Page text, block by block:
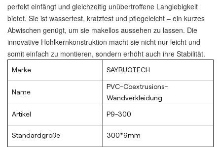
perfekt einfängt und gleichzeitig unübertroffene Langlebigkeit
bietet. Sie ist wasserfest, kratzfest und pflegeleicht – ein kurzes
Abwischen genügt, um sie makellos aussehen zu lassen. Die
innovative Hohlkernkonstruktion macht sie nicht nur leicht und
somit einfach zu montieren, sondern erhöht auch ihre Stabilität.
Marke SAYRUOTECH
Name
PVC-Coextrusions-
Wandverkleidung
Artikel P9-300
Standardgröße 300*9mm